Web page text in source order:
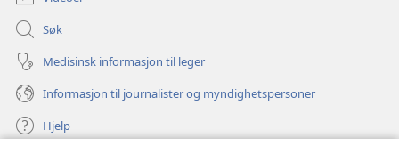
Søk
Medisinsk informasjon til leger
Informasjon til journalister og myndighetspersoner
Hjelp